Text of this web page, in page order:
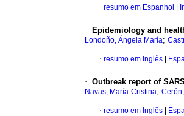
· resumo em Espanhol
· Epidemiology and
Londoño, Ángela María;
· resumo em Inglês
· Outbreak report of
Navas, María-Cristina;
· resumo em Inglês